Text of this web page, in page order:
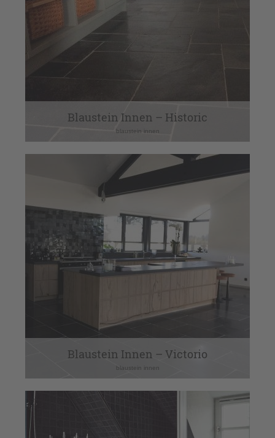
Blaustein Innen – Historic
blaustein innen
Blaustein Innen – Victorio
blaustein innen